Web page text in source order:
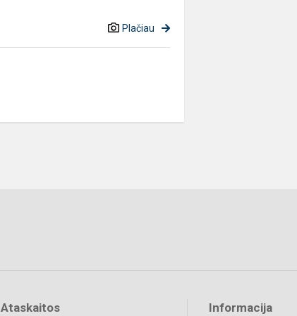
Plačiau
Ataskaitos Informacija